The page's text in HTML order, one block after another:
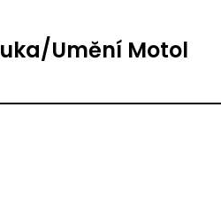
Umění Motol